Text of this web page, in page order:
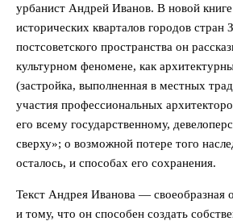
урбанист Андрей Иванов. В новой
исторических кварталов городов
постсоветского пространства он
культурном феномене, как
(застройка, выполненная в местных
участия профессиональных
его всему государственному,
сверху»; о возможной потере того
осталось, и способах его сохранения.
Текст Андрея Иванова — своеобразная
и тому, что он способен создать